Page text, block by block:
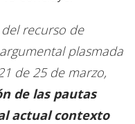
recurso de
plasmada
de 25 de marzo,
de las pautas
actual contexto